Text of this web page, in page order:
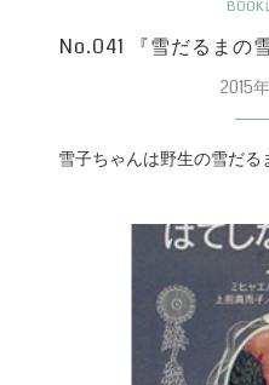
BOOK
No.041 『雪だるまの
2015
雪子ちゃんは野生の雪だる